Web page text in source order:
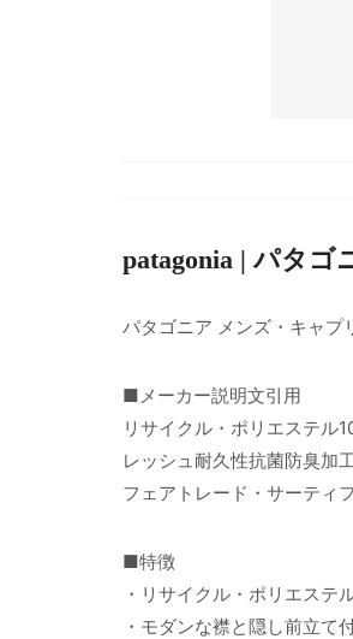
patagonia | パタゴ
パタゴニア メンズ・キャプ
■メーカー説明文引用
リサイクル・ポリエステル
レッシュ耐久性抗菌防臭加工
フェアトレード・サーティ
■特徴
・リサイクル・ポリエステ
・モダンな襟と隠し前立て